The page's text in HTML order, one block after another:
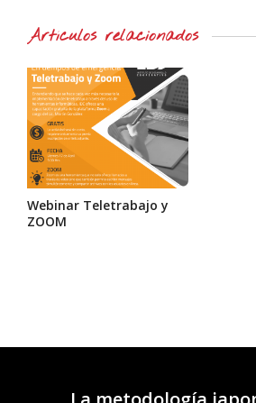
Artículos relacionados
Webinar Teletrabajo y
ZOOM